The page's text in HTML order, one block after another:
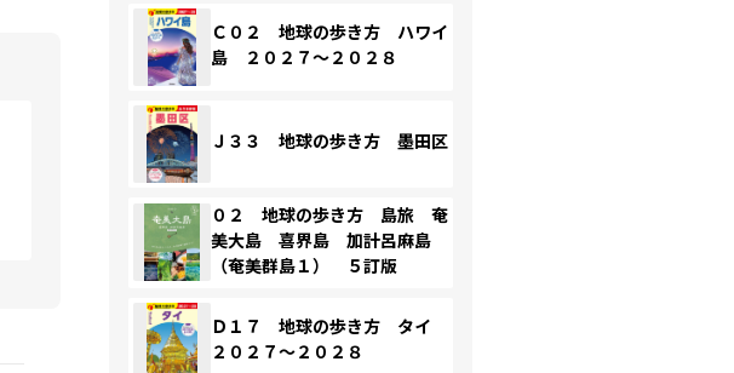
Ｃ０２ 地球の歩き方 ハワイ
島 ２０２７～２０２８
Ｊ３３ 地球の歩き方 墨田区
０２ 地球の歩き方 島旅 奄
美大島 喜界島 加計呂麻島
（奄美群島１） ５訂版
Ｄ１７ 地球の歩き方 タイ
２０２７～２０２８